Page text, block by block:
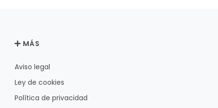
MÁS
Aviso legal
Ley de cookies
Política de privacidad